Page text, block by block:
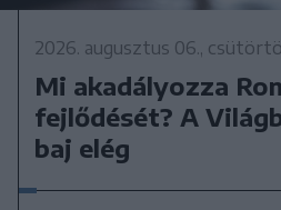
2026. augusztus 06.,
Mi akadályozza
fejlődését? A
baj elég